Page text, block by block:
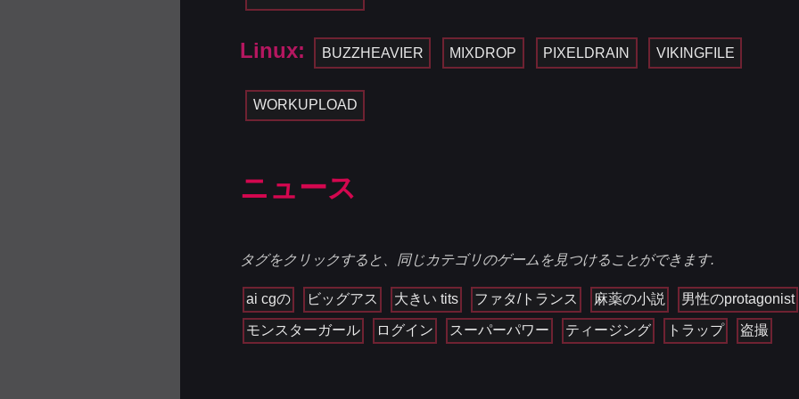
Linux: BUZZHEAVIER MIXDROP PIXELDRAIN VIKINGFILE
WORKUPLOAD
ニュース
タグをクリックすると、同じカテゴリのゲームを見つけることができます.
ai cgの ビッグアス 大きい tits ファタ/トランス 麻薬の小説 男性のprotagonist
モンスターガール ログイン スーパーパワー ティージング トラップ 盗撮